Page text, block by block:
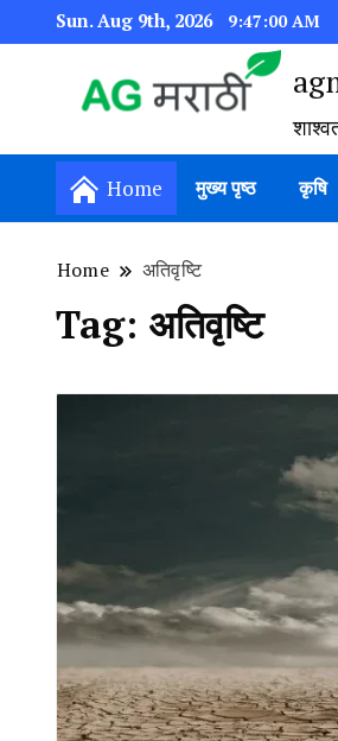
Sun. Aug 9th, 2026 9:47:00 AM
Home मुख्य पृष्ठ कृषि
Home अतिवृष्टि
Tag: अतिवृष्टि